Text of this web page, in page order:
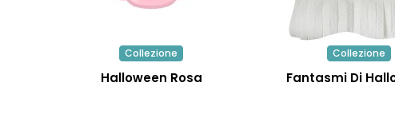
Collezione
Halloween Rosa
Collezione
Fantasmi Di